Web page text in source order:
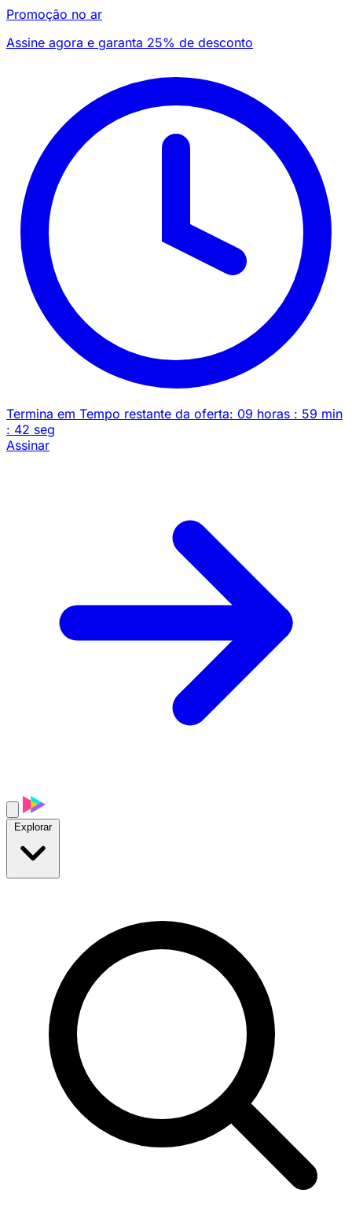
Promoção no ar
Assine agora e garanta 25% de desconto
Termina em Tempo restante da oferta: 09 horas : 59 min
: 42 seg
Assinar
Explorar